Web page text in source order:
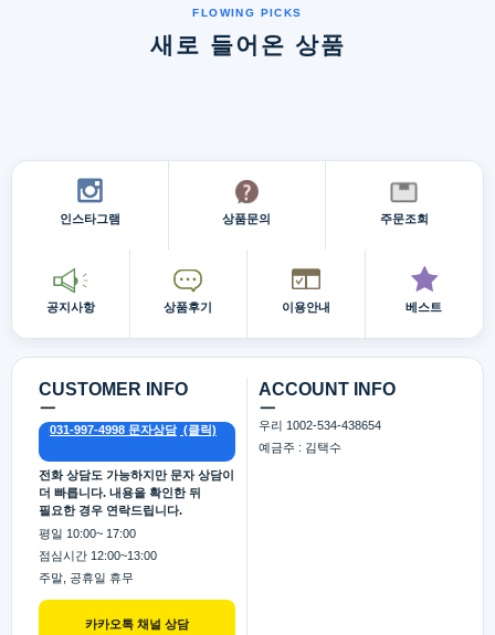
새로 들어온 상품
인스타그램 상품문의 주문조회
공지사항 상품후기 이용안내 베스트
CUSTOMER INFO
카카오톡 채널 상담
ㅡ
031-997-4998 문자상담
전화 상담도 가능하지만 문자 상담이
더 빠릅니다. 내용을 확인한 뒤
필요한 경우 연락드립니다.
평일 10:00~ 17:00
점심시간 12:00~13:00
주말, 공휴일 휴무
ACCOUNT INFO
ㅡ
우리 1002-534-438654
예금주 : 김택수